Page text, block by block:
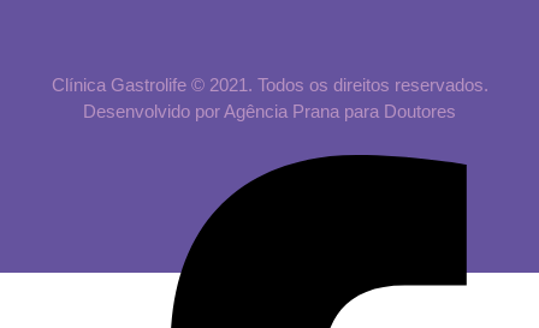
Clínica Gastrolife © 2021. Todos os direitos reservados.
Desenvolvido por Agência Prana para Doutores